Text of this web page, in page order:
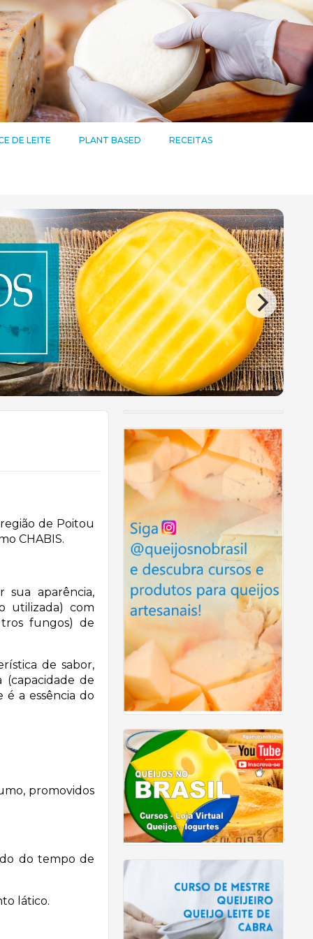
DE LEITE PLANT BASED RECEITAS
de Poitou
CHABIS.
sua aparência,
utilizada) com
fungos) de
de sabor,
de
a essência do
promovidos
do tempo de
lático.